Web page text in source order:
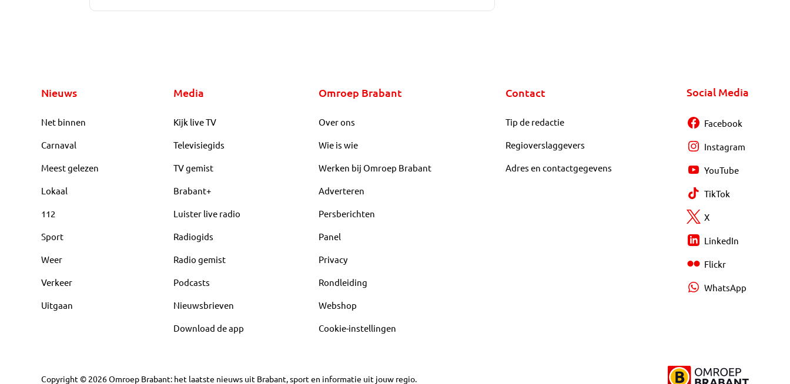
Nieuws
Net binnen
Carnaval
Meest gelezen
Lokaal
112
Sport
Weer
Verkeer
Uitgaan
Media
Kijk live TV
Televisiegids
TV gemist
Brabant+
Luister live radio
Radiogids
Radio gemist
Podcasts
Nieuwsbrieven
Download de app
Omroep Brabant
Over ons
Wie is wie
Werken bij Omroep Brabant
Adverteren
Persberichten
Panel
Privacy
Rondleiding
Webshop
Cookie-instellingen
Contact
Tip de redactie
Regioverslaggevers
Adres en contactgegevens
Social Media
Facebook
Instagram
YouTube
TikTok
X
LinkedIn
Flickr
WhatsApp
Copyright © 2026Omroep Brabant: het laatste nieuws uit Brabant, sport en informatie uit jouw regio.